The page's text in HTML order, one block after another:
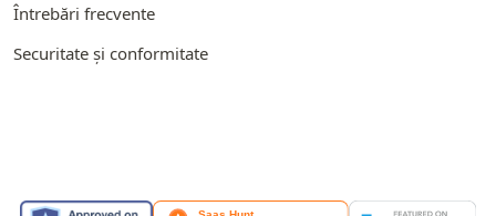
Întrebări frecvente
Securitate și conformitate